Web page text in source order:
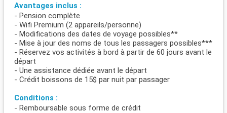
Avantages inclus :
- Pension complète
- Wifi Premium (2 appareils/personne)
- Modifications des dates de voyage possibles**
- Mise à jour des noms de tous les passagers possibles***
- Réservez vos activités à bord à partir de 60 jours avant le
départ
- Une assistance dédiée avant le départ
- Crédit boissons de 15$ par nuit par passager
Conditions :
- Remboursable sous forme de crédit